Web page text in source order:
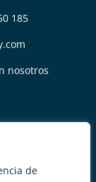
de
185
nosotros